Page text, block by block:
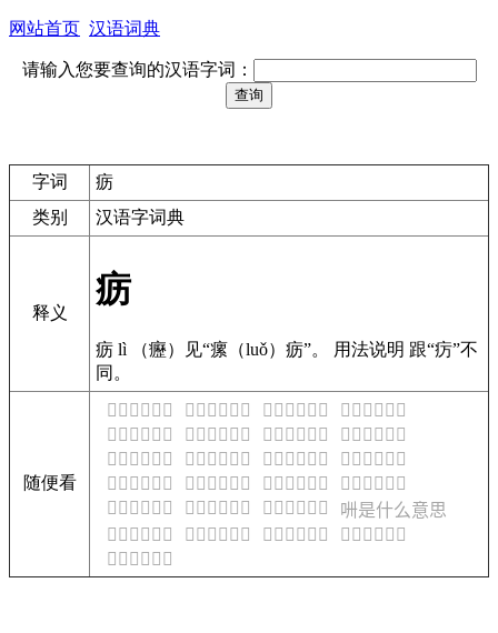
网站首页 汉语词典
请输入您要查询的汉语字词：
字词
疬
类别
汉语字词典
释义
疬
疬 lì （癧）见“瘰（luǒ）疬”。 用法说明 跟“疠”不
同。
随便看
𠯏是什么意思 𠯐是什么意思 𠯑是什么意思
𠯒是什么意思
𠯓是什么意思
𠯔是什么意思 𠯕是什么意思
𠯖是什么意思
𠯗是什么意思
𠯘是什么意思 𠯙是什么意思
𠯚是什么意思
𠯛是什么意思
𠯜是什么意思 𠯝是什么意思
𠯞是什么意思
𠯟是什么意思
𠯠是什么意思 𠯡是什么意思
𠯢是什么意思
𠯣是什么意思
𠯤是什么意思 𠯥是什么意思
𠯦是什么意思
𠯧是什么意思